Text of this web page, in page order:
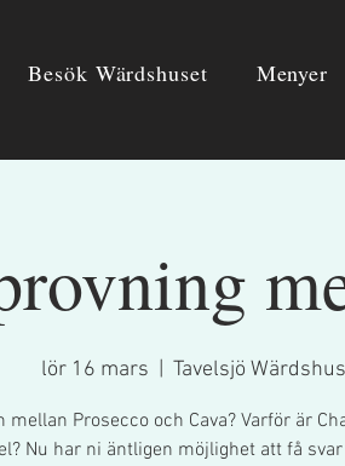
Besök Wärdshuset Menyer
lör 16 mars Tavelsjö Wärdshus
mellan Prosecco och Cava? Varför är
Nu har ni äntligen möjlighet att få